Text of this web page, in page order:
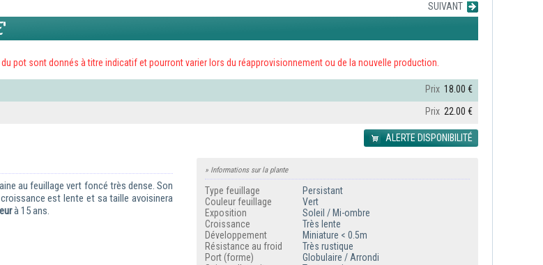
SUIVANT
pot sont donnés à titre indicatif et pourront varier lors du réapprovisionnement ou de la nouvelle production.
Prix 18.00 €
Prix 22.00 €
ALERTE DISPONIBILITÉ
au feuillage vert foncé très dense. Son
est lente et sa taille avoisinera
à 15 ans.
» Informations sur la plante
Type feuillage
Persistant
Couleur feuillage
Vert
Exposition
Soleil / Mi-ombre
Croissance
Très lente
Développement
Miniature < 0.5m
Résistance au froid
Très rustique
Port (forme)
Globulaire / Arrondi